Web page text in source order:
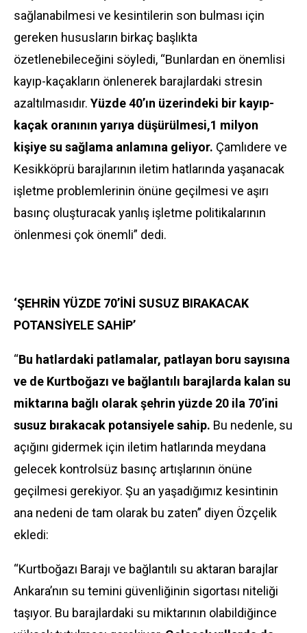
sağlanabilmesi ve kesintilerin son bulması için
gereken hususların birkaç başlıkta
özetlenebileceğini söyledi, “Bunlardan en önemlisi
kayıp-kaçakların önlenerek barajlardaki stresin
azaltılmasıdır. Yüzde 40’ın üzerindeki bir kayıp-
kaçak oranının yarıya düşürülmesi,1 milyon
kişiye su sağlama anlamına geliyor. Çamlıdere ve
Kesikköprü barajlarının iletim hatlarında yaşanacak
işletme problemlerinin önüne geçilmesi ve aşırı
basınç oluşturacak yanlış işletme politikalarının
önlenmesi çok önemli” dedi.
‘ŞEHRİN YÜZDE 70’İNİ SUSUZ BIRAKACAK
POTANSİYELE SAHİP’
“Bu hatlardaki patlamalar, patlayan boru sayısına
ve de Kurtboğazı ve bağlantılı barajlarda kalan su
miktarına bağlı olarak şehrin yüzde 20 ila 70’ini
susuz bırakacak potansiyele sahip. Bu nedenle, su
açığını gidermek için iletim hatlarında meydana
gelecek kontrolsüz basınç artışlarının önüne
geçilmesi gerekiyor. Şu an yaşadığımız kesintinin
ana nedeni de tam olarak bu zaten” diyen Özçelik
ekledi:
“Kurtboğazı Barajı ve bağlantılı su aktaran barajlar
Ankara’nın su temini güvenliğinin sigortası niteliği
taşıyor. Bu barajlardaki su miktarının olabildiğince